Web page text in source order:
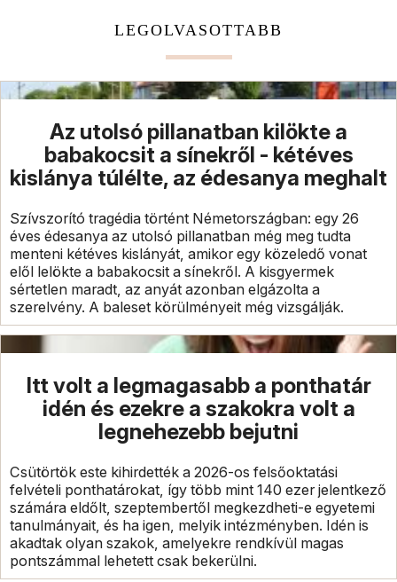
LEGOLVASOTTABB
Az utolsó pillanatban kilökte a
babakocsit a sínekről - kétéves
kislánya túlélte, az édesanya meghalt
Szívszorító tragédia történt Németországban: egy 26
éves édesanya az utolsó pillanatban még meg tudta
menteni kétéves kislányát, amikor egy közeledő vonat
elől lelökte a babakocsit a sínekről. A kisgyermek
sértetlen maradt, az anyát azonban elgázolta a
szerelvény. A baleset körülményeit még vizsgálják.
Itt volt a legmagasabb a ponthatár
idén és ezekre a szakokra volt a
legnehezebb bejutni
Csütörtök este kihirdették a 2026-os felsőoktatási
felvételi ponthatárokat, így több mint 140 ezer jelentkező
számára eldőlt, szeptembertől megkezdheti-e egyetemi
tanulmányait, és ha igen, melyik intézményben. Idén is
akadtak olyan szakok, amelyekre rendkívül magas
pontszámmal lehetett csak bekerülni.